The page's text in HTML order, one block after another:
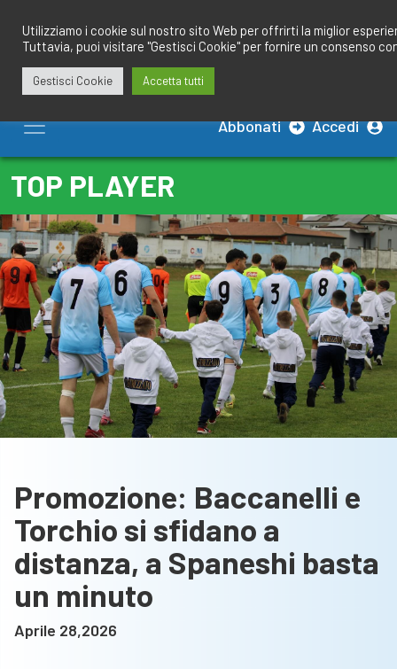
contenuto
Abbonati Accedi
TOP PLAYER
Promozione: Baccanelli e
Torchio si sfidano a
distanza, a Spaneshi basta
un minuto
Aprile 28,2026
Utilizziamo i cookie sul nostro sito Web per offrirti la miglior
Tuttavia, puoi visitare "Gestisci Cookie" per fornire un consenso
Gestisci Cookie Accetta tutti